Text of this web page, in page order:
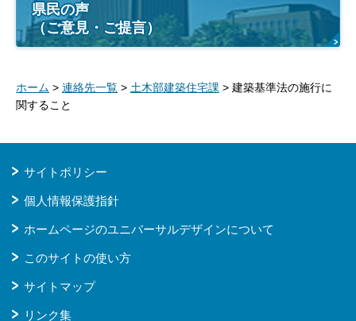
県民の声
（ご意見・ご提言）
ホーム > 連絡先一覧 > 土木部建築住宅課 > 建築基準法の施行に
関すること
サイトポリシー
個人情報保護指針
ホームページのユニバーサルデザインについて
このサイトの使い方
サイトマップ
リンク集